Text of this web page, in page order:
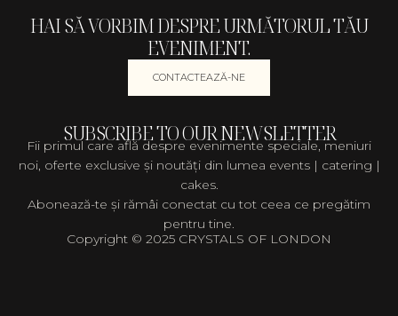
HAI SĂ VORBIM DESPRE URMĂTORUL TĂU
EVENIMENT.
CONTACTEAZĂ-NE
SUBSCRIBE TO OUR NEWSLETTER
Fii primul care află despre evenimente speciale, meniuri
noi, oferte exclusive și noutăți din lumea events | catering |
cakes.
Abonează-te și rămâi conectat cu tot ceea ce pregătim
pentru tine.
Copyright © 2025 CRYSTALS OF LONDON